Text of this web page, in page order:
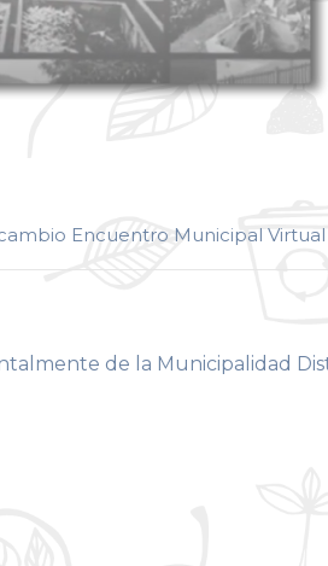
Encuentro Municipal Virtual
de la Municipalidad